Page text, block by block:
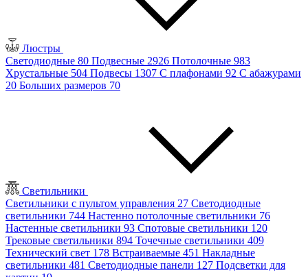
Люстры
Светодиодные 80 Подвесные 2926 Потолочные 983
Хрустальные 504 Подвесы 1307 С плафонами 92 С абажурами
20 Больших размеров 70
Светильники
Светильники с пультом управления 27 Светодиодные
светильники 744 Настенно потолочные светильники 76
Настенные светильники 93 Спотовые светильники 120
Трековые светильники 894 Точечные светильники 409
Технический свет 178 Встраиваемые 451 Накладные
светильники 481 Светодиодные панели 127 Подсветки для